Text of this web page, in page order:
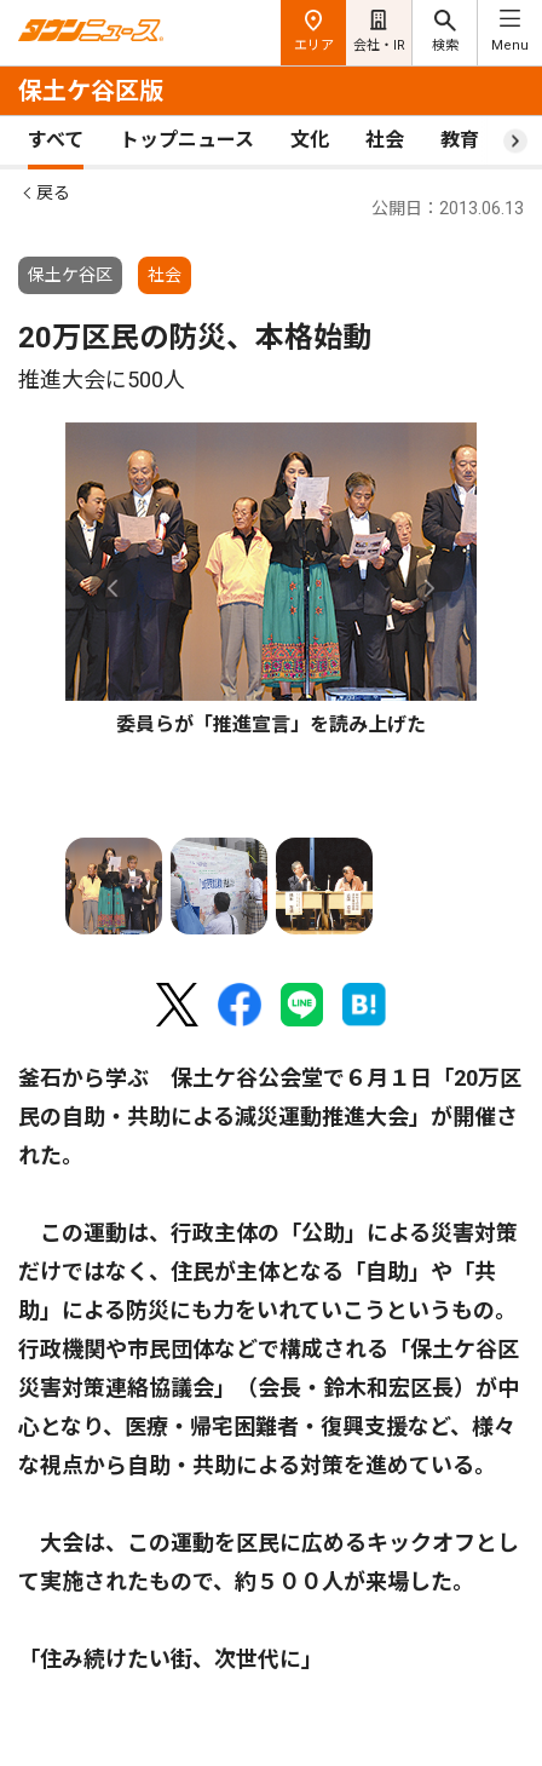
エリア 会社・IR 検索 Menu
保土ケ谷区版
すべて トップニュース 文化 社会 教育 ス
戻る
保土ケ谷区 社会
公開日：2013.06.13
20万区民の防災、本格始動
推進大会に500人
委員らが「推進宣言」を読み上げた
釜石から学ぶ 保土ケ谷公会堂で６月１日「20万区
民の自助・共助による減災運動推進大会」が開催さ
れた。
この運動は、行政主体の「公助」による災害対策
だけではなく、住民が主体となる「自助」や「共
助」による防災にも力をいれていこうというもの。
行政機関や市民団体などで構成される「保土ケ谷区
災害対策連絡協議会」（会長・鈴木和宏区長）が中
心となり、医療・帰宅困難者・復興支援など、様々
な視点から自助・共助による対策を進めている。
大会は、この運動を区民に広めるキックオフとし
て実施されたもので、約５００人が来場した。
「住み続けたい街、次世代に」